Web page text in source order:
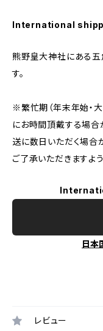
International
熊野皇大神社にある五
す。
※繁忙期（年末年始・
にお時間頂戴する場合
送に数日いただく場合
ご了承いただきますよ
日本
レビュー